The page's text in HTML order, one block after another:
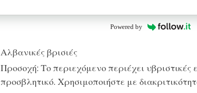
Powered by
Αλβανικές βρισιές
Προσοχή: Το περιεχόμενο περιέχει υβριστικές
προσβλητικό. Χρησιμοποιήστε με